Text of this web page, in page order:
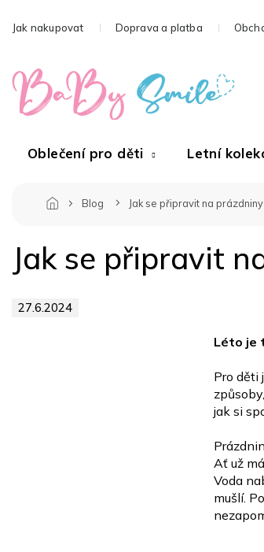
naJak nakupovat Doprava a platba
Oblečení pro děti Letní
Blog Jak se připravit na
Jak se připravit
27.6.2024
Léto je
Pro děti
jak si
Ať už
Voda
mušlí.